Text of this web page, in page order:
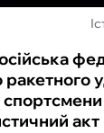
ракетного